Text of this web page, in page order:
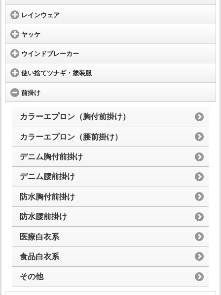
レインウェア
ヤッケ
ウインドブレーカー
使い捨てツナギ・塗装服
前掛け
カラーエプロン（胸付前掛け）
カラーエプロン（腰前掛け）
デニム胸付前掛け
デニム腰前掛け
防水胸付前掛け
防水腰前掛け
医療白衣系
食品白衣系
その他